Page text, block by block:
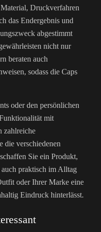
Druckverfahren
das Endergebnis und
abgestimmt
nicht nur
beraten auch
sodass die Caps
oder den persönlichen
mit
zahlreiche
die verschiedenen
Sie ein Produkt,
praktisch im Alltag
oder Ihrer Marke eine
Eindruck hinterlässt.